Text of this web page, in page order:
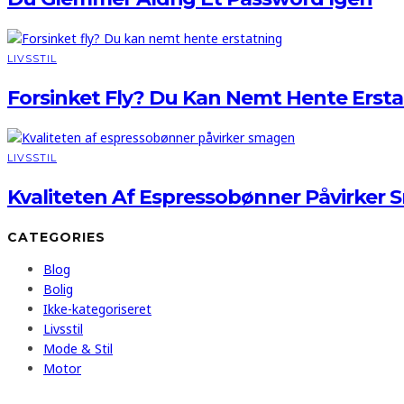
LIVSSTIL
Forsinket Fly? Du Kan Nemt Hente
LIVSSTIL
Kvaliteten Af Espressobønner Påvirker
CATEGORIES
Blog
Bolig
Ikke-kategoriseret
Livsstil
Mode & Stil
Motor